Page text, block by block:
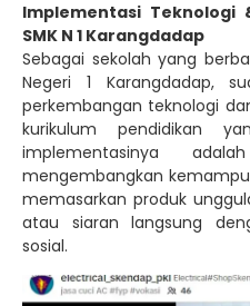
Implementasi Teknologi
SMK N 1 Karangdadap
Sebagai sekolah yang
Negeri 1 Karangdadap,
perkembangan teknologi
kurikulum pendidikan
implementasinya
mengembangkan
memasarkan produk
atau siaran langsung
sosial.